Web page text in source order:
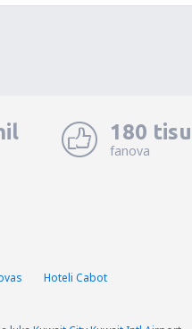
180
fanova
Hoteli Cabot